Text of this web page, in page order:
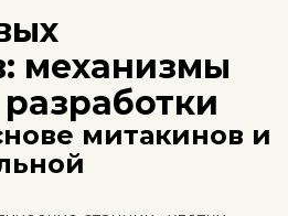
механизмы
митакинов и